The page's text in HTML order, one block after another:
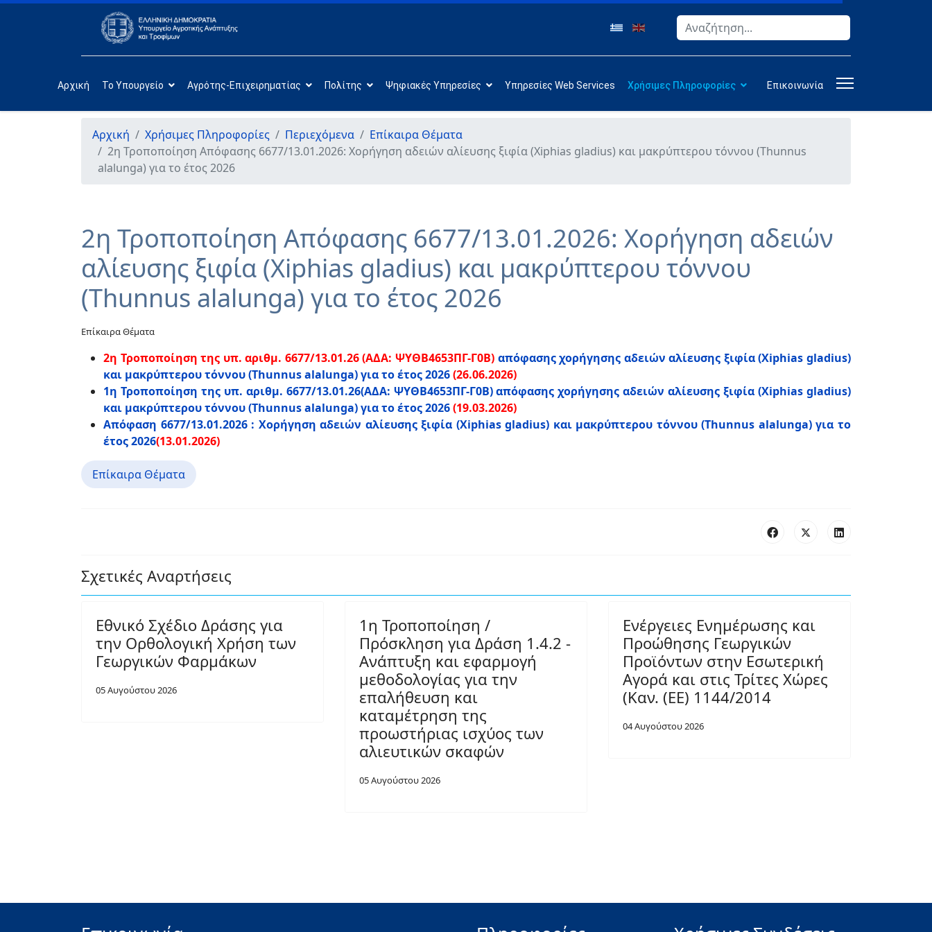
Αναζήτηση
Αρχική Το Υπουργείο Αγρότης-Επιχειρηματίας Πολίτης Ψηφιακές Υπηρεσίες Υπηρεσίες Web Services Χρήσιμες Πληροφορίες Επικοινωνία
Αρχική Χρήσιμες Πληροφορίες Περιεχόμενα
Επίκαιρα Θέματα
2η Τροποποίηση Απόφασης 6677/13.01.2026: Χορήγηση αδειών αλίευσης ξιφία (Xiphias gladius) και μακρύπτερου τόννου (Thunnus
alalunga) για το έτος 2026
2η Τροποποίηση Απόφασης 6677/13.01.2026: Χορήγηση αδειών
αλίευσης ξιφία (Xiphias gladius) και μακρύπτερου τόννου
(Thunnus alalunga) για το έτος 2026
Επίκαιρα Θέματα
2η Τροποποίηση της υπ. αριθμ. 6677/13.01.26 (ΑΔΑ: ΨΥΘΒ4653ΠΓ-Γ0Β) απόφασης χορήγησης αδειών αλίευσης ξιφία (Xiphias gladius)
και μακρύπτερου τόννου (Thunnus alalunga) για το έτος 2026(26.06.2026)
1η Τροποποίηση της υπ. αριθμ. 6677/13.01.26(ΑΔΑ: ΨΥΘΒ4653ΠΓ-Γ0Β) απόφασης χορήγησης αδειών αλίευσης ξιφία (Xiphias gladius)
και μακρύπτερου τόννου (Thunnus alalunga) για το έτος 2026(19.03.2026)
Απόφαση 6677/13.01.2026 : Χορήγηση αδειών αλίευσης ξιφία (Xiphias gladius) και μακρύπτερου τόννου (Thunnus alalunga) για το
έτος 2026(13.01.2026)
Επίκαιρα Θέματα
Σχετικές Αναρτήσεις
Εθνικό Σχέδιο Δράσης για
την Ορθολογική Χρήση των
Γεωργικών Φαρμάκων
05 Αυγούστου 2026
1η Τροποποίηση /
Πρόσκληση για Δράση 1.4.2 -
Ανάπτυξη και εφαρμογή
μεθοδολογίας για την
επαλήθευση και
καταμέτρηση της
προωστήριας ισχύος των
αλιευτικών σκαφών
05 Αυγούστου 2026
Ενέργειες Ενημέρωσης και
Προώθησης Γεωργικών
Προϊόντων στην Εσωτερική
Αγορά και στις Τρίτες Χώρες
(Καν. (ΕΕ) 1144/2014
04 Αυγούστου 2026